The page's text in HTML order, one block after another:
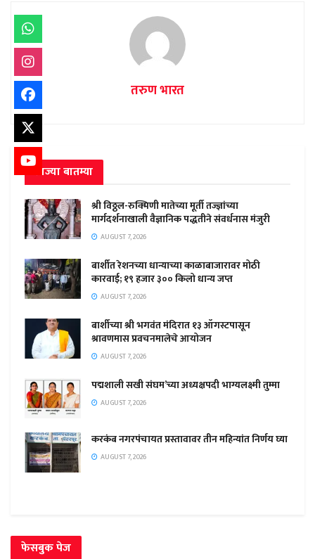
तरुण भारत
ताज्या बातम्या
श्री विठ्ठल-रुक्मिणी मातेच्या मूर्ती तज्ज्ञांच्या
मार्गदर्शनाखाली वैज्ञानिक पद्धतीने संवर्धनास मंजुरी
AUGUST 7, 2026
बार्शीत रेशनच्या धान्याच्या काळाबाजारावर मोठी
कारवाई; १९ हजार ३०० किलो धान्य जप्त
AUGUST 7, 2026
बार्शीच्या श्री भगवंत मंदिरात १३ ऑगस्टपासून
श्रावणमास प्रवचनमालेचे आयोजन
AUGUST 7, 2026
पद्मशाली सखी संघम’च्या अध्यक्षपदी भाग्यलक्ष्मी तुम्मा
AUGUST 7, 2026
करकंब नगरपंचायत प्रस्तावावर तीन महिन्यांत निर्णय घ्या
AUGUST 7, 2026
फेसबुक पेज